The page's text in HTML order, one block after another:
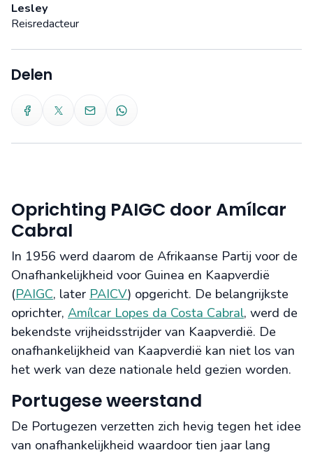
Lesley
Reisredacteur
Delen
Oprichting PAIGC door Amílcar
Cabral
In 1956 werd daarom de Afrikaanse Partij voor de
Onafhankelijkheid voor Guinea en Kaapverdië
(PAIGC, later PAICV) opgericht. De belangrijkste
oprichter, Amílcar Lopes da Costa Cabral, werd de
bekendste vrijheidsstrijder van Kaapverdië. De
onafhankelijkheid van Kaapverdië kan niet los van
het werk van deze nationale held gezien worden.
Portugese weerstand
De Portugezen verzetten zich hevig tegen het idee
van onafhankelijkheid waardoor tien jaar lang